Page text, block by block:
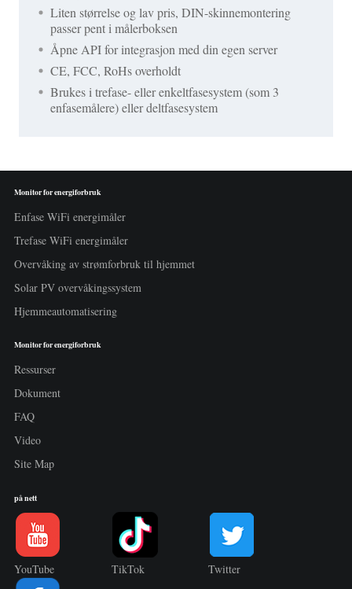
Liten størrelse og lav pris, DIN-skinnemontering
passer pent i målerboksen
Åpne API for integrasjon med din egen server
CE, FCC, RoHs overholdt
Brukes i trefase- eller enkeltfasesystem (som 3
enfasemålere) eller deltfasesystem
Monitor for energiforbruk
Enfase WiFi energimåler
Trefase WiFi energimåler
Overvåking av strømforbruk til hjemmet
Solar PV overvåkingssystem
Hjemmeautomatisering
Monitor for energiforbruk
Ressurser
Dokument
FAQ
Video
Site Map
på nett
YouTube TikTok Twitter